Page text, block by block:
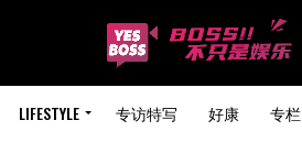
LIFESTYLE 专访特写 好康 专栏